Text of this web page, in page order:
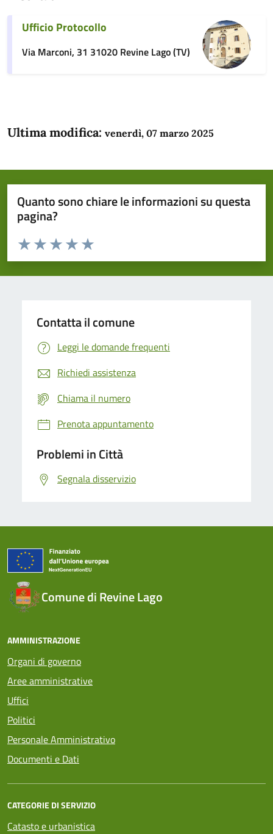
Ufficio Protocollo
Via Marconi, 31 31020 Revine Lago (TV)
Ultima modifica: venerdì, 07 marzo 2025
Quanto sono chiare le informazioni su questa
pagina?
Domanda
Valuta da 1 a 5 stelle la pagina
Valuta 5 stelle su 5
Valuta 4 stelle su 5
Valuta 3 stelle su 5
Valuta 2 stelle su 5
Valuta 1 stelle su 5
Contatta il comune
Leggi le domande frequenti
Richiedi assistenza
Chiama il numero
Prenota appuntamento
Problemi in Città
Segnala disservizio
Comune di Revine Lago
AMMINISTRAZIONE
Organi di governo
Aree amministrative
Uffici
Politici
Personale Amministrativo
Documenti e Dati
CATEGORIE DI SERVIZIO
Catasto e urbanistica